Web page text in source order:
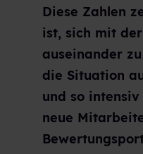
Diese Zahlen
ist, sich mit
auseinander
die Situation
und so
neue